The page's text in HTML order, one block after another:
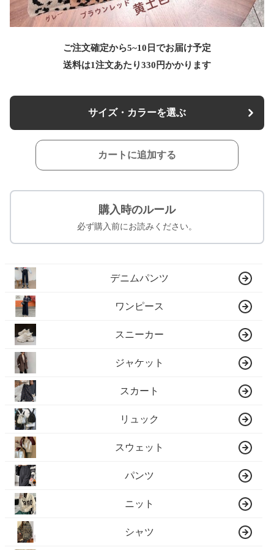
ご注文確定から5~10日でお届け予定
送料は1注文あたり330 円かかります
サイズ・カラーを選ぶ
カートに追加する
購入時のルール
必ず購入前にお読みください。
デニムパンツ
ワンピース
スニーカー
ジャケット
スカート
リュック
スウェット
パンツ
ニット
シャツ